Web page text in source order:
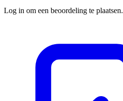
Log in om een beoordeling te plaatsen.